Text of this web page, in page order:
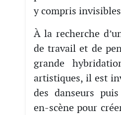
y compris
À la recherche
de travail et de
grande
artistiques, il est
des danseurs
en-scène pour